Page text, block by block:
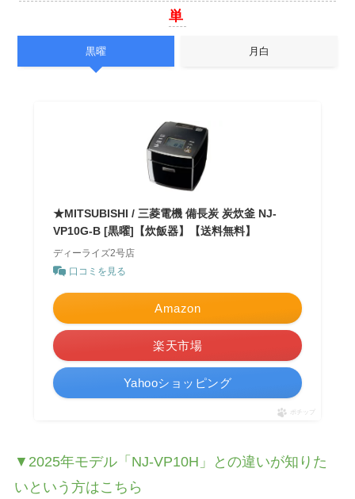
単
黒曜 月白
★MITSUBISHI / 三菱電機 備長炭 炭炊釜 NJ-
VP10G-B [黒曜]【炊飯器】【送料無料】
ディーライズ2号店
口コミを見る
Amazon
楽天市場
Yahooショッピング
ポチップ
▼2025年モデル「NJ-VP10H」との違いが知りた
いという方はこちら